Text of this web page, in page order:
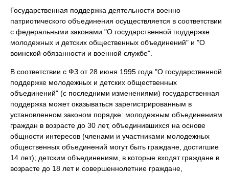
Государственная поддержка деятельности военно
патриотического объединения осуществляется в соответствии
с федеральными законами "О государственной поддержке
молодежных и детских общественных объединений" и "О
воинской обязанности и военной службе".
В соответствии с ФЗ от 28 июня 1995 года "О государственной
поддержке молодежных и детских общественных
объединений" (с последними изменениями) государственная
поддержка может оказываться зарегистрированным в
установленном законом порядке: молодежным объединениям
граждан в возрасте до 30 лет, объединившихся на основе
общности интересов (членами и участниками молодежных
общественных объединений могут быть граждане, достигшие
14 лет); детским объединениям, в которые входят граждане в
возрасте до 18 лет и совершеннолетние граждане,